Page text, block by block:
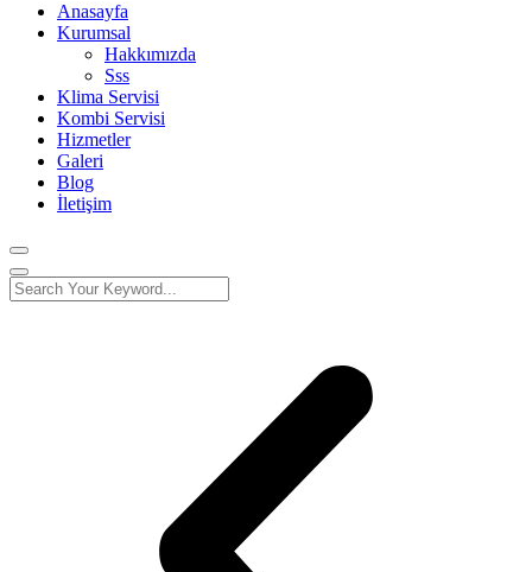
Anasayfa
Kurumsal
Hakkımızda
Sss
Klima Servisi
Kombi Servisi
Hizmetler
Galeri
Blog
İletişim